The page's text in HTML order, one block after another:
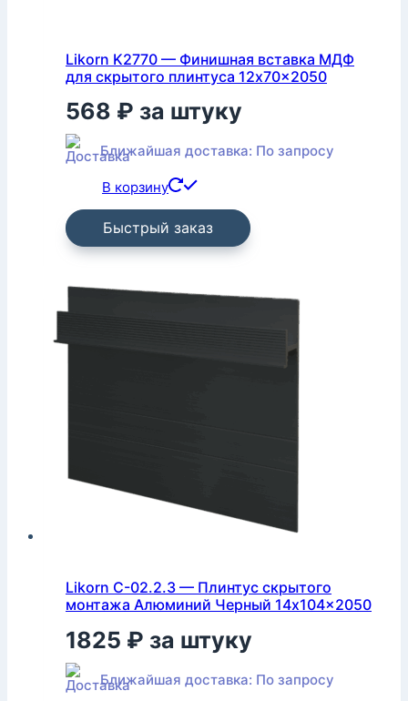
Likorn K2770 — Финишная вставка МДФ
для скрытого плинтуса 12x70x2050
568 ₽ за штуку
Ближайшая доставка: По запросу
В корзину
Быстрый заказ
Likorn С-02.2.3 — Плинтус скрытого
монтажа Алюминий Черный 14x104x2050
1825 ₽ за штуку
Ближайшая доставка: По запросу